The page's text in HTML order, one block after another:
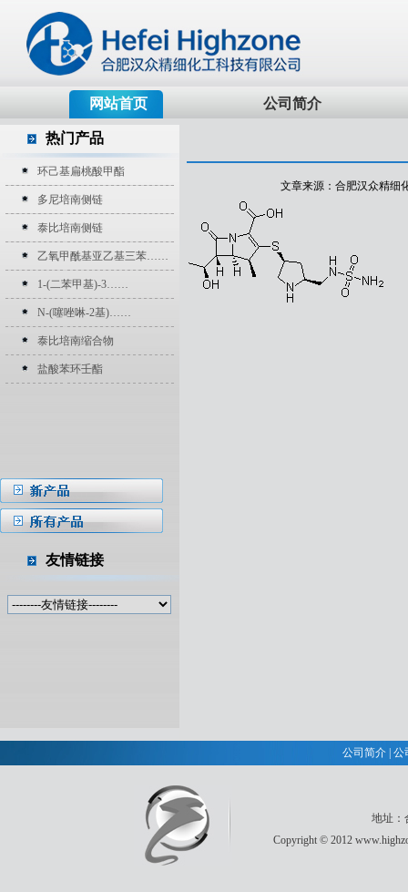
网站首页 公司简介
热门产品
环己基扁桃酸甲酯
多尼培南侧链
泰比培南侧链
乙氧甲酰基亚乙基三苯……
1-(二苯甲基)-3……
N-(噻唑啉-2基)……
泰比培南缩合物
盐酸苯环壬酯
友情链接
文章来源：合肥汉众精细
公司简介 公
地址：
Copyright © 2012